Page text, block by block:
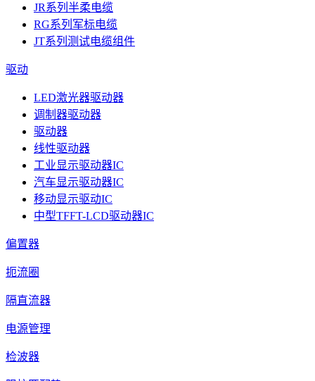
JR系列半柔电缆
RG系列军标电缆
JT系列测试电缆组件
驱动
LED激光器驱动器
调制器驱动器
驱动器
线性驱动器
工业显示驱动器IC
汽车显示驱动器IC
移动显示驱动IC
中型TFFT-LCD驱动器IC
偏置器
扼流圈
隔直流器
电源管理
检波器